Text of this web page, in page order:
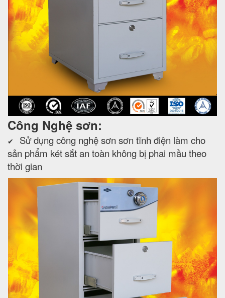
Công Nghệ sơn:
✔ Sử dụng công nghệ sơn sơn tĩnh điện làm cho
sản phẩm két sắt an toàn không bị phai mầu theo
thời gian